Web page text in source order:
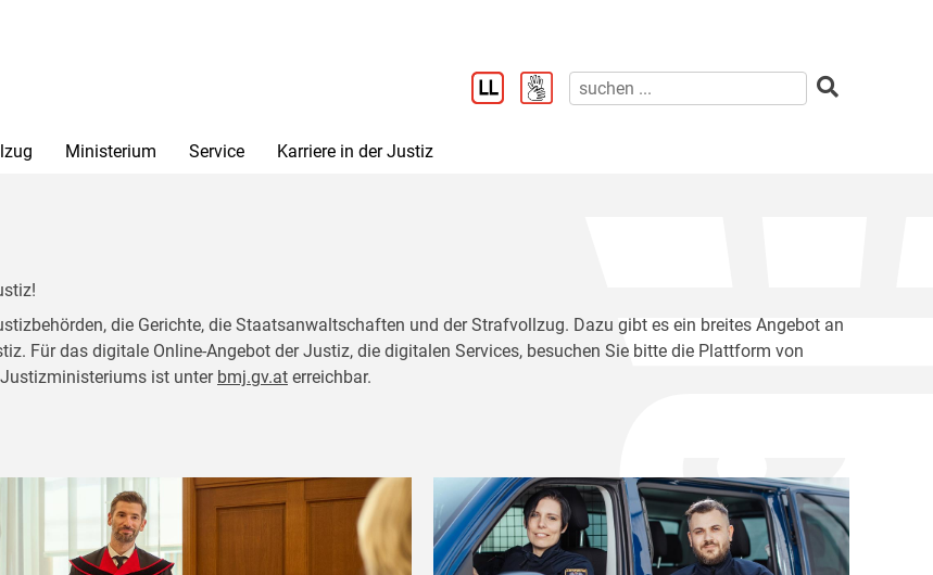
Ministerium Service Karriere in der Justiz
die Gerichte, die Staatsanwaltschaften und der Strafvollzug. Dazu gibt es ein breites Angebot an
Für das digitale Online-Angebot der Justiz, die digitalen Services, besuchen Sie bitte die Plattform von
ist unter bmj.gv.at erreichbar.